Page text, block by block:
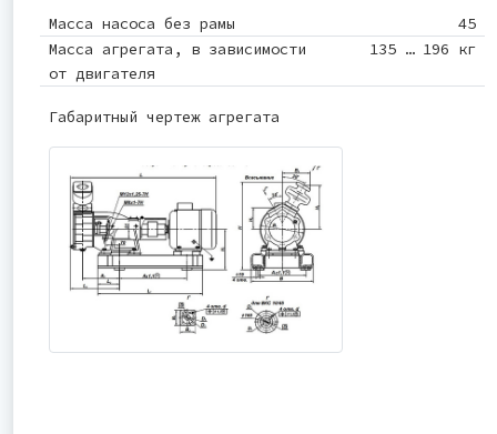
Масса насоса без рамы
45
Масса агрегата, в зависимости
от двигателя
135 … 196 кг
Габаритный чертеж агрегата